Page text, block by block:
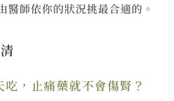
醫師依你的狀況挑最合適的。
吃，止痛藥就不會傷腎？